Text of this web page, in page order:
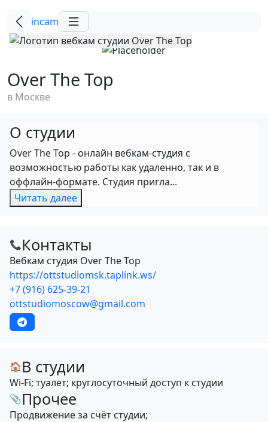
incam
Over The Top
в Москве
О студии
Over The Top - онлайн вебкам-студия с
возможностью работы как удаленно, так и в
оффлайн-формате. Студия пригла...
Читать далее
📞Контакты
Вебкам студия Over The Top
https://ottstudiomsk.taplink.ws/
+7 (916) 625-39-21
ottstudiomoscow@gmail.com
🏠В студии
Wi-Fi; туалет; круглосуточный доступ к студии
📎Прочее
Продвижение за счёт студии;